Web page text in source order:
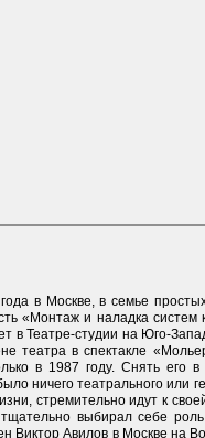
в Москве, в семье
«Монтаж и наладка систем
в Театре-студии на Юго-
театра в спектакле
в 1987 году. Снять его
ничего театрального или
стремительно идут к
выбирал себе
Авилов в Москве на